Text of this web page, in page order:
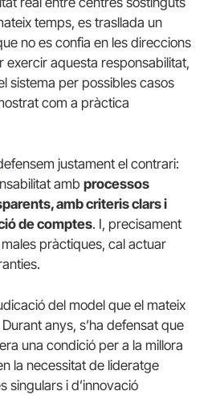
temps, es trasllada un
no es confia en les direccions
exercir aquesta responsabilitat,
sistema per possibles casos
com a pràctica
justament el contrari:
amb processos
amb criteris clars i
de comptes. I, precisament
pràctiques, cal actuar
del model que el mateix
anys, s’ha defensat que
una condició per a la millora
la necessitat de lideratge
singulars i d’innovació